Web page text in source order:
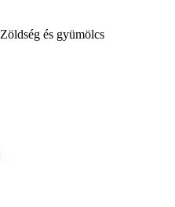
Zöldség és gyümölcs